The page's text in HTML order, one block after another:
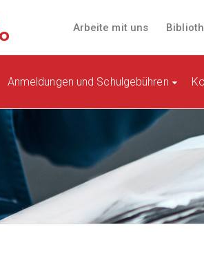
Arbeite mit uns
Anmeldungen und Schulgebühren